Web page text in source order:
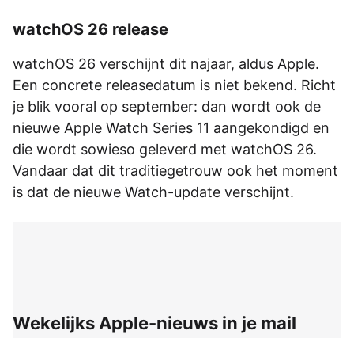
watchOS 26 release
watchOS 26 verschijnt dit najaar, aldus Apple.
Een concrete releasedatum is niet bekend. Richt
je blik vooral op september: dan wordt ook de
nieuwe Apple Watch Series 11 aangekondigd en
die wordt sowieso geleverd met watchOS 26.
Vandaar dat dit traditiegetrouw ook het moment
is dat de nieuwe Watch-update verschijnt.
Wekelijks Apple-nieuws in je mail